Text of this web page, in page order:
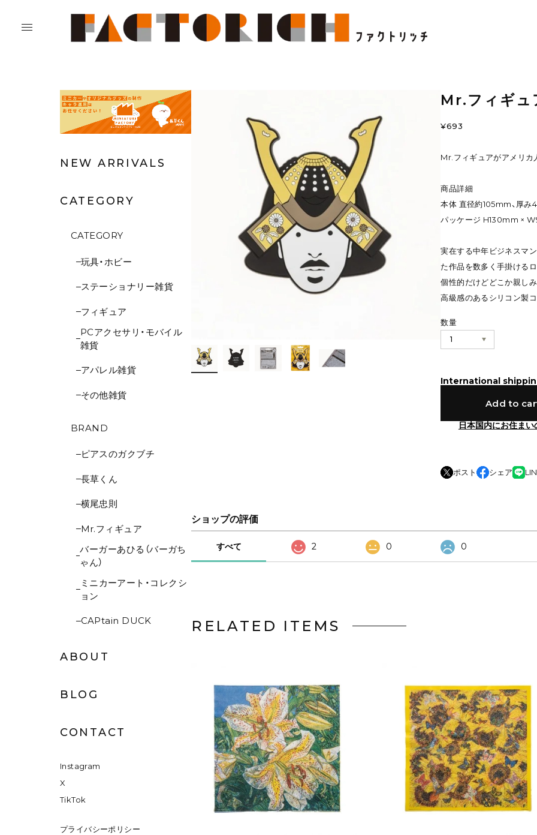
NEW ARRIVALS
CATEGORY
CATEGORY
玩具・ホビー
ステーショナリー雑貨
フィギュア
PCアクセサリ・モバイル
雑貨
アパレル雑貨
その他雑貨
BRAND
ピアスのガクブチ
長草くん
横尾忠則
Mr.フィギュア
バーガーあひる（バーガち
ゃん）
ミニカーアート・コレクシ
ョン
CAPtain DUCK
ABOUT
BLOG
CONTACT
Instagram
X
TikTok
プライバシーポリシー
Mr.フィギュ
¥693
Mr.フィギュアがアメリ
商品詳細
本体 直径約105mm、厚み
パッケージ H130mm ×
実在する中年ビジネスマ
た作品を数多く手掛ける
個性的だけどどこか親し
高級感のあるシリコン製
数量
International
Add to
日本国内にお住まい
ポスト シェア
ショップの評価
すべて 2 0 0
RELATED ITEMS